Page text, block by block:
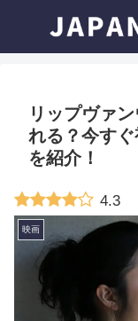
リップヴァ
れる？今す
を紹介！
4.3
映画